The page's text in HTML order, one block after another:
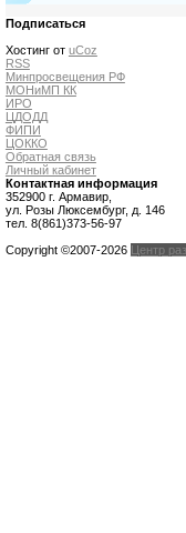
Подписаться
Хостинг от uCoz
RSS
Минпросвещения РФ
МОНиМП КК
ИРО
ЦДОДД
ФИПИ
ЦОККО
Обратная связь
Личный кабинет
Контактная информация
352900 г. Армавир,
ул. Розы Люксембург, д. 146
тел. 8(861)373-56-97
Copyright ©2007-2026 Центр